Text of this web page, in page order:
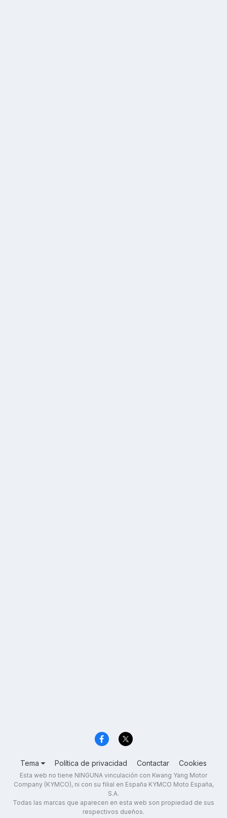
Tema Política de privacidad Contactar Cookies
Esta web no tiene NINGUNA vinculación con Kwang Yang Motor
Company (KYMCO), ni con su filial en España KYMCO Moto España,
S.A.
Todas las marcas que aparecen en esta web son propiedad de sus
respectivos dueños.